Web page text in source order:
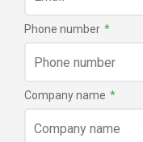
Phone number *
Company name *